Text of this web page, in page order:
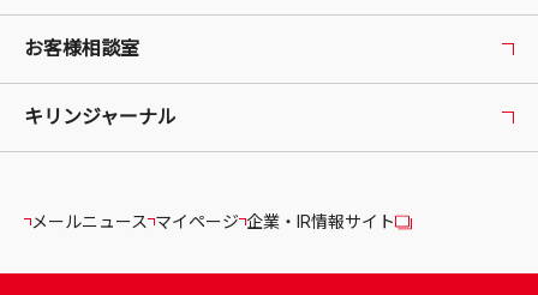
お客様相談室
キリンジャーナル
メールニュース マイページ 企業・IR情報サイト